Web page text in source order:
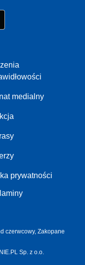
medialny
prywatności
czerwcowy, Zakopane
Sp. z o.o.